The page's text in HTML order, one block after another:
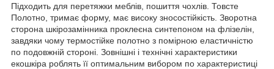
Підходить для перетяжки меблів, пошиття чохлів. Товсте
Полотно, тримає форму, має високу зносостійкість. Зворотна
сторона шкірозамінника проклеєна синтепоном на флізелін,
завдяки чому термостійке полотно з помірною еластичністю
по подовжній стороні. Зовнішні і технічні характеристики
екошкіра роблять її оптимальним вибором по характеристиці